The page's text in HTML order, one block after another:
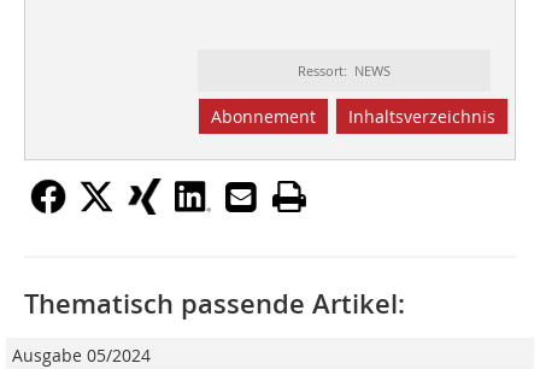
Ressort: NEWS
Abonnement Inhaltsverzeichnis
Thematisch passende Artikel:
Ausgabe 05/2024